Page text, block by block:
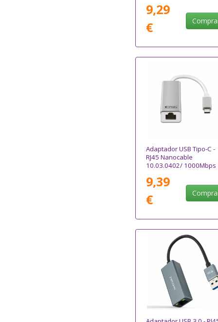
9,29
€
Adaptador USB Tipo-C -
RJ45 Nanocable
10.03.0402/ 1000Mbps
9,39
€